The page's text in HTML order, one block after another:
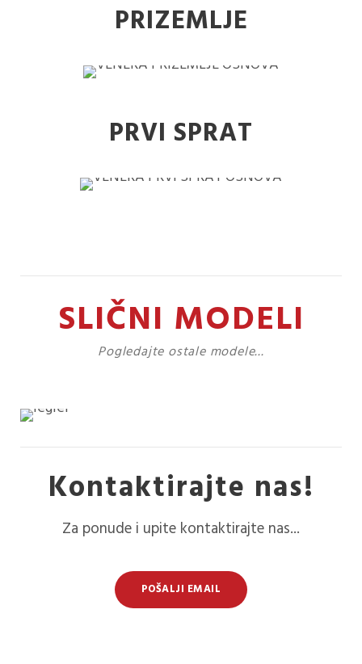
PRIZEMLJE
PRVI SPRAT
SLIČNI MODELI
Pogledajte ostale modele...
Kontaktirajte nas!
Za ponude i upite kontaktirajte nas...
POŠALJI EMAIL